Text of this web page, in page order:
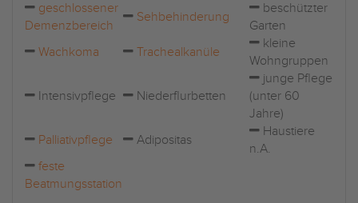
geschlossener
Demenzbereich
Sehbehinderung
beschützter
Garten
Wachkoma
Trachealkanüle
kleine
Wohngruppen
Intensivpflege Niederflurbetten
junge Pflege
(unter 60
Jahre)
Palliativpflege
Adipositas
Haustiere
n.A.
feste
Beatmungsstation